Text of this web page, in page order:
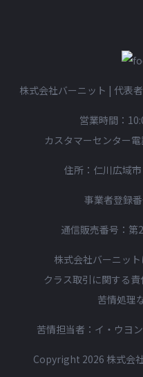
株式会社バーニット | 代表
営業時間：
カスタマーセンター電
住所：仁川広域
事業者登録
通信販売番号：
株式会社バーニット
クラス取引に関する責
苦情処理
苦情担当者：イ・ウヨ
Copyright 2026 株式会